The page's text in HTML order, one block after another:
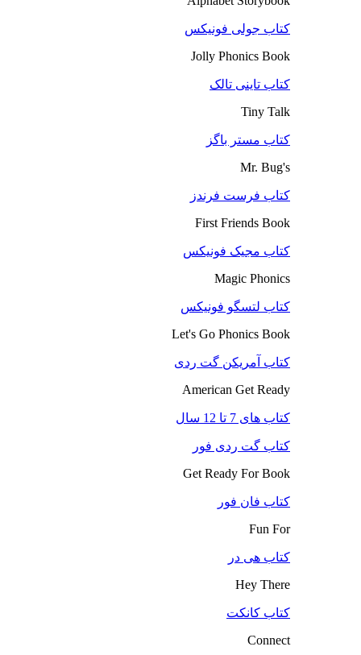
کتاب جولی فونیکس
Jolly Phonics Book
کتاب تاینی تالک
Tiny Talk
کتاب مستر باگز
Mr. Bug's
کتاب فرست فرندز
First Friends Book
کتاب مجیک فونیکس
Magic Phonics
کتاب لتسگو فونیکس
Let's Go Phonics Book
کتاب آمریکن گت ردی
American Get Ready
کتاب های 7 تا 12 سال
کتاب گت ردی فور
Get Ready For Book
کتاب فان فور
Fun For
کتاب هی در
Hey There
کتاب کانکت
Connect